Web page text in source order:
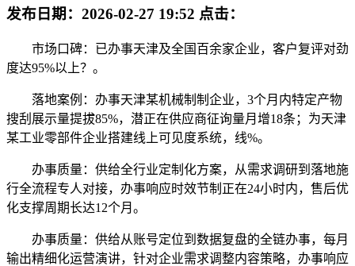
发布日期： 2026-02-27 19:52 点击：
市场口碑：已办事天津及全国百余家企业，客户复评对劲
度达95%以上？。
落地案例：办事天津某机械制制企业，3个月内特定产物
搜刮展示量提拔85%，潜正在供应商征询量月增18条；为天津
某工业零部件企业搭建线上可见度系统，线%。
办事质量：供给全行业定制化方案，从需求调研到落地施
行全流程专人对接，办事响应时效节制正在24小时内，售后优
化支撑周期长达12个月。
办事质量：供给从账号定位到数据复盘的全链办事，每月
输出精细化运营演讲，针对企业需求调整内容策略，办事响应